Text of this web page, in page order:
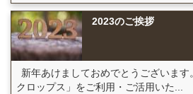
2023のご挨拶
新年あけましておめでとうございま
クロップス」をご利用・ご活用いた...